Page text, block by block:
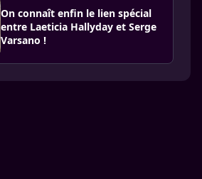
On connaît enfin le lien spécial
entre Laeticia Hallyday et Serge
Varsano !